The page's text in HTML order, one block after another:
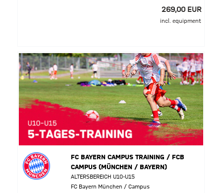
269,00 EUR
incl. equipment
FC BAYERN CAMPUS TRAINING / FCB
CAMPUS (MÜNCHEN / BAYERN)
ALTERSBEREICH U10-U15
FC Bayern München / Campus